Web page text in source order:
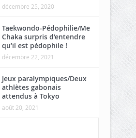
décembre 25, 2020
Taekwondo-Pédophilie/Me
Chaka surpris d’entendre
qu’il est pédophile !
décembre 22, 2021
Jeux paralympiques/Deux
athlètes gabonais
attendus à Tokyo
août 20, 2021